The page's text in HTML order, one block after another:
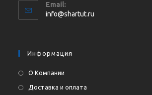
в
вашем
Email:
info@shartut.ru
Информация
О Компании
Доставка и оплата